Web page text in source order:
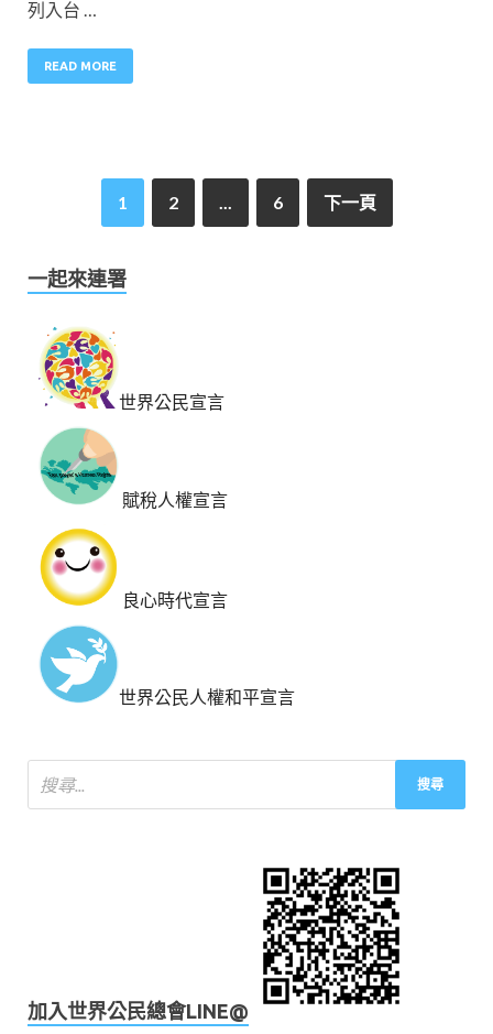
列入台 …
READ MORE
1 2 6 下一頁
一起來連署
世界公民宣言
賦稅人權宣言
良心時代宣言
世界公民人權和平宣言
加入世界公民總會LINE@